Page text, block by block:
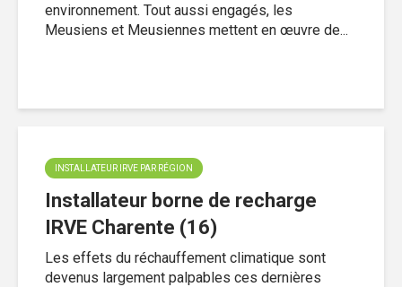
environnement. Tout aussi engagés, les
Meusiens et Meusiennes mettent en œuvre de...
INSTALLATEUR IRVE PAR RÉGION
Installateur borne de recharge
IRVE Charente (16)
Les effets du réchauffement climatique sont
devenus largement palpables ces dernières